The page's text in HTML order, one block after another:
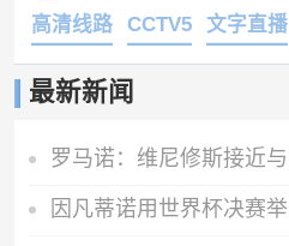
高清线路
CCTV5 文字直播
最新新闻